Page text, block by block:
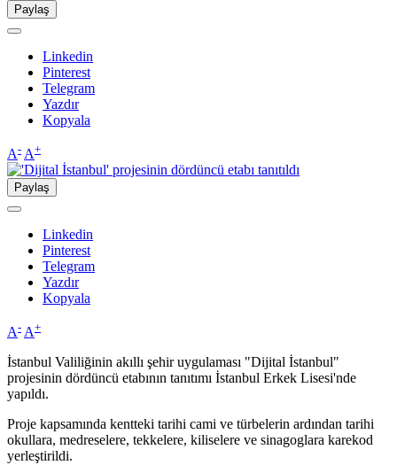
Paylaş
Linkedin
Pinterest
Telegram
Yazdır
Kopyala
A- A+
Paylaş
Linkedin
Pinterest
Telegram
Yazdır
Kopyala
A- A+
İstanbul Valiliğinin akıllı şehir uygulaması "Dijital İstanbul"
projesinin dördüncü etabının tanıtımı İstanbul Erkek Lisesi'nde
yapıldı.
Proje kapsamında kentteki tarihi cami ve türbelerin ardından tarihi
okullara, medreselere, tekkelere, kiliselere ve sinagoglara karekod
yerleştirildi.